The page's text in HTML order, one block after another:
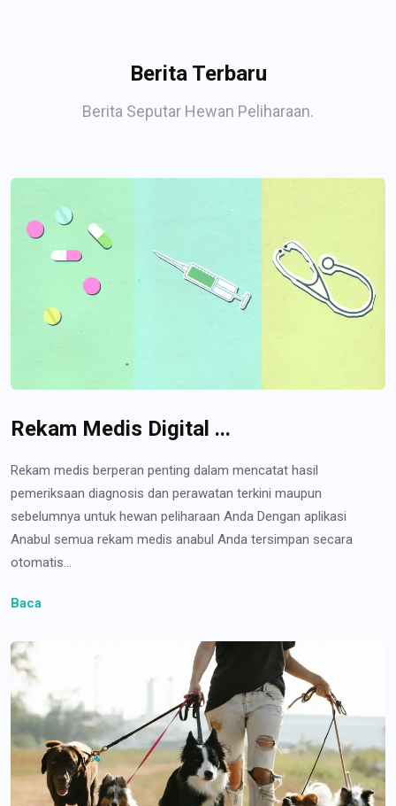
Berita Terbaru
Berita Seputar Hewan Peliharaan.
Rekam Medis Digital ...
Rekam medis berperan penting dalam mencatat hasil
pemeriksaan diagnosis dan perawatan terkini maupun
sebelumnya untuk hewan peliharaan Anda Dengan aplikasi
Anabul semua rekam medis anabul Anda tersimpan secara
otomatis...
Baca